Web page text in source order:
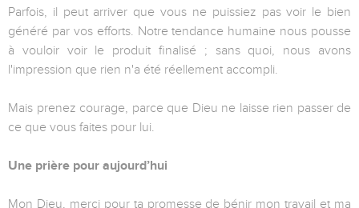
Parfois, il peut arriver que vous ne puissiez pas voir le bien
généré par vos efforts. Notre tendance humaine nous pousse
à vouloir voir le produit finalisé ; sans quoi, nous avons
l'impression que rien n'a été réellement accompli.
Mais prenez courage, parce que Dieu ne laisse rien passer de
ce que vous faites pour lui.
Une prière pour aujourd’hui
Mon Dieu, merci pour ta promesse de bénir mon travail et ma